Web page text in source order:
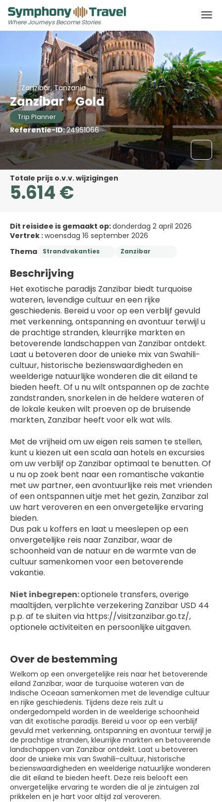
Where Journeys Become Stories
Zanzibar, Tanzania
Zanzibar * Gold
Trip Planner
Referentie-ID:24951066
Totale prijs o.v.v. wijzigingen
5.614 €
Dit reisidee is gemaakt op:donderdag 2 april 2026
Vertrek :woensdag 16 september 2026
Thema
Strandvakanties Zanzibar
Beschrijving
Het exotische paradijs Zanzibar biedt turquoise
wateren, levendige cultuur en een rijke
geschiedenis. Bereid u voor op een verblijf gevuld
met verkenning, ontspanning en avontuur terwijl u
de prachtige stranden, kleurrijke markten en
betoverende landschappen van Zanzibar ontdekt.
Laat u betoveren door de unieke mix van Swahili-
cultuur, historische bezienswaardigheden en
weelderige natuurlijke wonderen die dit eiland te
bieden heeft. Of u nu wilt ontspannen op de zachte
zandstranden, snorkelen in de heldere wateren of
de lokale keuken wilt proeven op de bruisende
markten, Zanzibar heeft voor elk wat wils.
Met de vrijheid om uw eigen reis samen te stellen,
kunt u kiezen uit een scala aan hotels en excursies
om uw verblijf op Zanzibar optimaal te benutten. Of
u nu op zoek bent naar een romantische vakantie
met uw partner, een avontuurlijke reis met vrienden
of een ontspannen uitje met het gezin, Zanzibar zal
uw hart veroveren en een onvergetelijke ervaring
bieden.
Dus pak u koffers en laat u meeslepen op een
onvergetelijke reis naar Zanzibar, waar de
schoonheid van de natuur en de warmte van de
cultuur samenkomen voor een betoverende
vakantie.
Niet inbegrepen: optionele transfers, overige
maaltijden, verplichte verzekering Zanzibar USD 44
p.p. af te sluiten via https://visitzanzibar.go.tz/,
optionele activiteiten en persoonlijke uitgaven.
Over de bestemming
Welkom op een onvergetelijke reis naar het betoverende
eiland Zanzibar, waar de turquoise wateren van de
Indische Oceaan samenkomen met de levendige cultuur
en rijke geschiedenis. Tijdens deze reis zult u
ondergedompeld worden in de weelderige schoonheid
van dit exotische paradijs. Bereid u voor op een verblijf
gevuld met verkenning, ontspanning en avontuur terwijl je
de prachtige stranden, kleurrijke markten en betoverende
landschappen van Zanzibar ontdekt. Laat u betoveren
door de unieke mix van Swahili-cultuur, historische
bezienswaardigheden en weelderige natuurlijke wonderen
die dit eiland te bieden heeft. Deze reis belooft een
onvergetelijke ervaring te worden die al je zintuigen zal
prikkelen en je hart voor altijd zal veroveren.